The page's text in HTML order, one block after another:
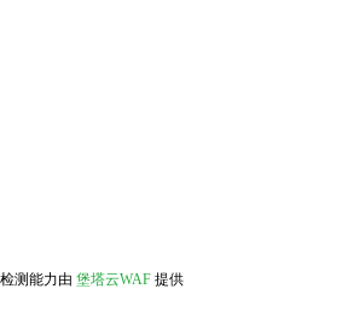
测能力由 堡塔云WAF 提供